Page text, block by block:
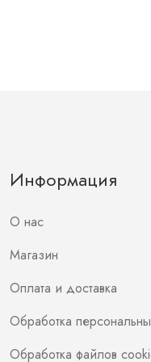
Информация
О нас
Магазин
Оплата и доставка
Обработка
Обработка файлов